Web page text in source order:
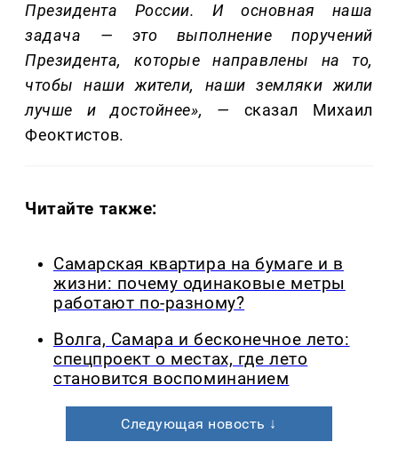
Президента России. И основная наша
задача — это выполнение поручений
Президента, которые направлены на то,
чтобы наши жители, наши земляки жили
лучше и достойнее», — сказал Михаил
Феоктистов.
Читайте также:
Самарская квартира на бумаге и в
жизни: почему одинаковые метры
работают по-разному?
Волга, Самара и бесконечное лето:
спецпроект о местах, где лето
становится воспоминанием
Следующая новость ↓